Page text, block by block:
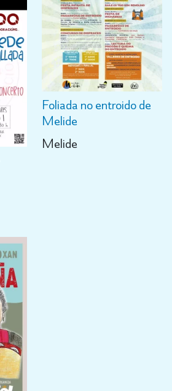
Foliada no entroido de
Melide
Melide